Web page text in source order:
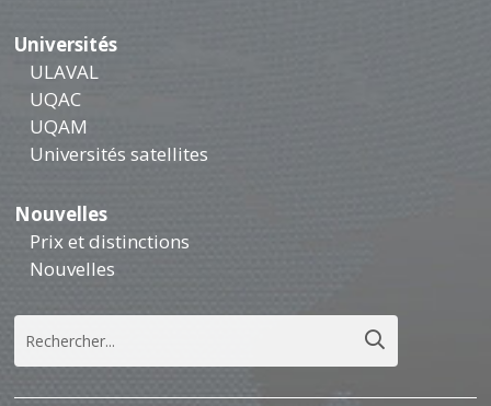
Universités
ULAVAL
UQAC
UQAM
Universités satellites
Nouvelles
Prix et distinctions
Nouvelles